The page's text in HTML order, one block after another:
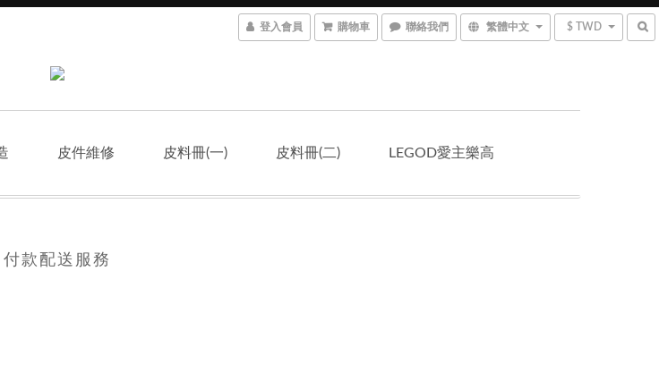
登入會員 購物車 聯絡我們 繁體中文 $ TWD
皮件維修 皮料冊(一) 皮料冊(二) LEGOD愛主樂高
付款配送服務